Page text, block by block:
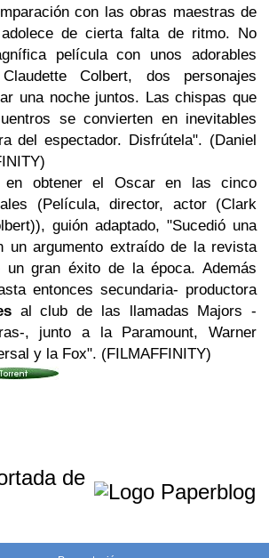
con las obras maestras de
de cierta falta de ritmo. No
película con unos adorables
Colbert, dos personajes
una noche juntos. Las chispas que
se convierten en inevitables
del espectador. Disfrútela". (Daniel
en obtener el Oscar en las cinco
(Película, director, actor (Clark
guión adaptado, "Sucedió una
un argumento extraído de la revista
un gran éxito de la época. Además
entonces secundaria- productora
al club de las llamadas Majors -
, junto a la Paramount, Warner
y la Fox". (FILMAFFINITY)
de